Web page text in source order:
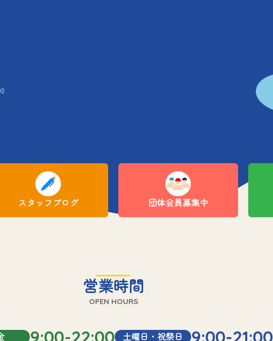
スタッフブログ 団体会員募集中
営業時間
OPEN HOURS
9:00-22:00 土曜日・祝祭日 9:00-21:00